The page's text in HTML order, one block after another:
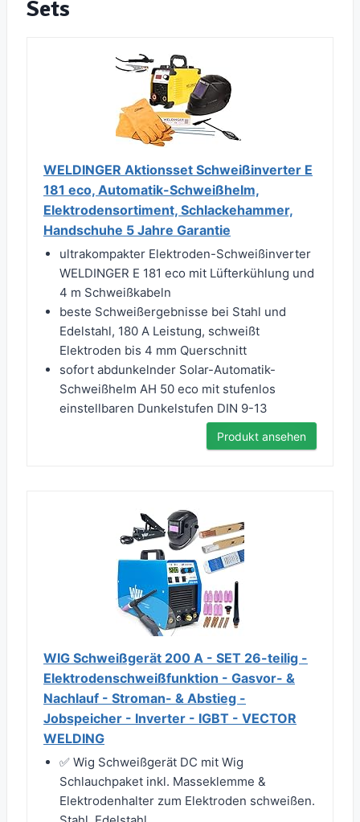
Sets
WELDINGER Aktionsset Schweißinverter E
181 eco, Automatik-Schweißhelm,
Elektrodensortiment, Schlackehammer,
Handschuhe 5 Jahre Garantie
ultrakompakter Elektroden-Schweißinverter
WELDINGER E 181 eco mit Lüfterkühlung und
4 m Schweißkabeln
beste Schweißergebnisse bei Stahl und
Edelstahl, 180 A Leistung, schweißt
Elektroden bis 4 mm Querschnitt
sofort abdunkelnder Solar-Automatik-
Schweißhelm AH 50 eco mit stufenlos
einstellbaren Dunkelstufen DIN 9-13
Produkt ansehen
WIG Schweißgerät 200 A - SET 26-teilig -
Elektrodenschweißfunktion - Gasvor- &
Nachlauf - Stroman- & Abstieg -
Jobspeicher - Inverter - IGBT - VECTOR
WELDING
✅ Wig Schweißgerät DC mit Wig
Schlauchpaket inkl. Masseklemme &
Elektrodenhalter zum Elektroden schweißen.